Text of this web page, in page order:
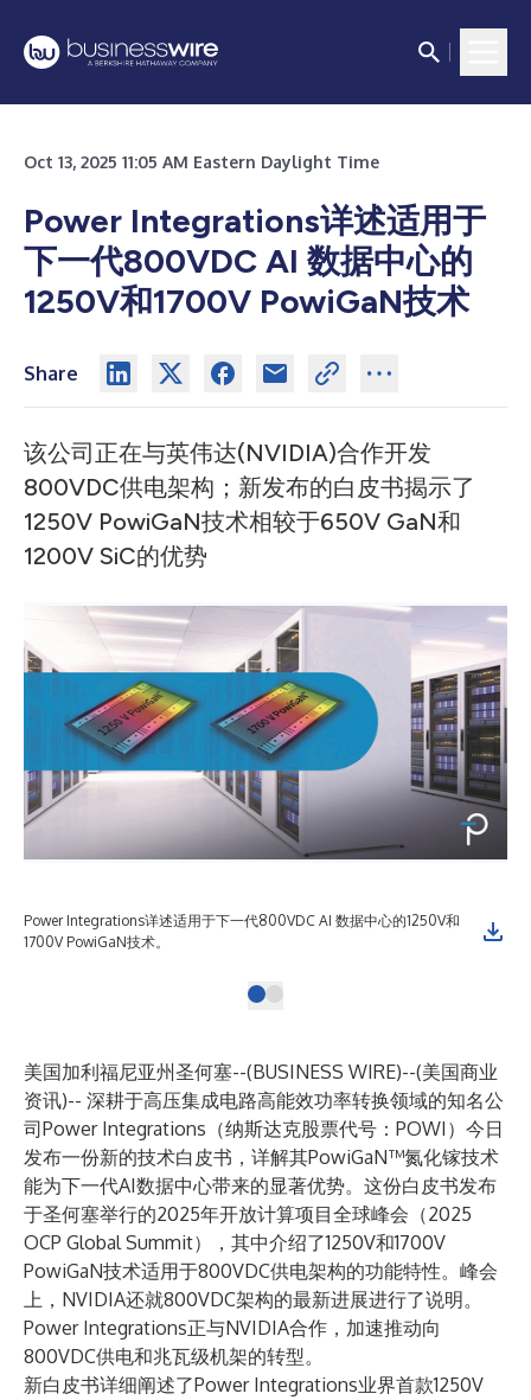
Oct 13, 2025 11:05 AM Eastern Daylight Time
Power Integrations详述适用于
下一代800VDC AI 数据中心的
1250V和1700V PowiGaN技术
Share
该公司正在与英伟达(NVIDIA)合作开发
800VDC供电架构；新发布的白皮书揭示了
1250V PowiGaN技术相较于650V GaN和
1200V SiC的优势
Power Integrations详述适用于下一代800VDC AI 数据中心的1250V和
1700V PowiGaN技术。
美国加利福尼亚州圣何塞--(BUSINESS WIRE)--(美国商业
资讯)-- 深耕于高压集成电路高能效功率转换领域的知名公
司Power Integrations （纳斯达克股票代号： POWI ）今日
发布一份新的技术白皮书，详解其PowiGaN™氮化镓技术
能为下一代AI数据中心带来的显著优势。这份白皮书发布
于圣何塞举行的2025年开放计算项目全球峰会（2025
OCP Global Summit），其中介绍了1250V和1700V
PowiGaN技术适用于800VDC供电架构的功能特性。峰会
上，NVIDIA还就800VDC架构的最新进展进行了说明。
Power Integrations正与NVIDIA合作，加速推动向
800VDC供电和兆瓦级机架的转型。
新白皮书详细阐述了Power Integrations业界首款1250V